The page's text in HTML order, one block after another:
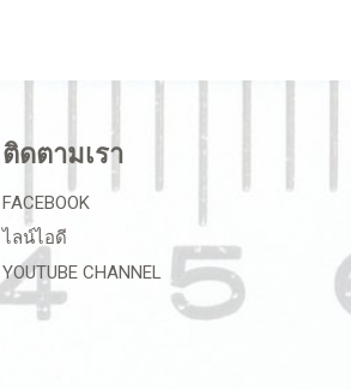
ติดตามเรา
FACEBOOK
ไลน์ไอดี
YOUTUBE CHANNEL